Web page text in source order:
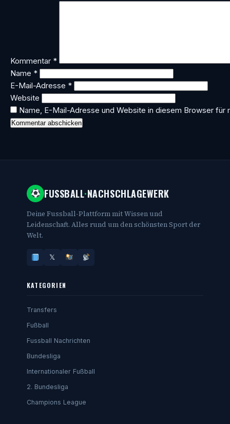
Kommentar *
Name *
E-Mail-Adresse *
Website
Name, E-Mail-Adresse und Website in diesem Browser für
FUSSBALL·NACHSCHLAGEWERK
Deine Fussball-Plattform mit Wissen und
Leidenschaft. Alles rund um den schönsten Sport der
Welt.
𝕏
KATEGORIEN
Transfers
Fußball
Fussball Nachrichten
Bundesliga
Internationaler Fußball
2. Bundesliga
Champions League